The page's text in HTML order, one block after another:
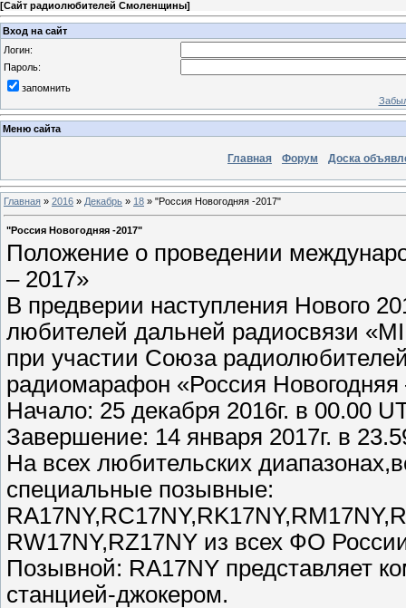
[Сайт радиолюбителей Смоленщины]
Вход на сайт
Логин:
Пароль:
запомнить
Меню сайта
Главная Форум Доска
Главная » 2016 » Декабрь » 18 » "Россия Новогодняя -2017"
"Россия Новогодняя -2017"
Положение о проведении
– 2017»
В предверии наступления Нового
любителей дальней радиосвязи
при участии Союза
радиомарафон «Россия Новогодняя
Начало: 25 декабря 2016г. в 00.00
Завершение: 14 января 2017г. в
На всех любительских
специальные позывные:
RW17NY,RZ17NY из всех ФО
Позывной: RA17NY представляет
станцией-джокером.